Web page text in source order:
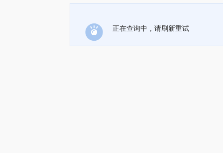
正在查询中，请刷新重试